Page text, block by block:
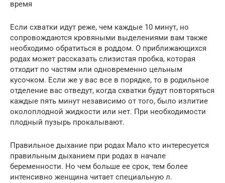
время
Если схватки идут реже, чем каждые 10 минут, но
сопровождаются кровяными выделениями вам также
необходимо обратиться в роддом. О приближающихся
родах может рассказать слизистая пробка, которая
отходит по частям или одновременно цельным
кусочком. Если же у вас все в порядке, то в родильное
отделение вас отведут, когда схватки будут повторяться
каждые пять минут независимо от того, было излитие
околоплодной жидкости или нет. При необходимости
плодный пузырь прокалывают.
Правильное дыхание при родах Мало кто интересуется
правильным дыханием при родах в начале
беременности. Но чем больше ее срок, тем более
интенсивно женщина читает специальную л.